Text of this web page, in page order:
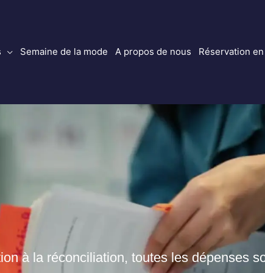
Semaine de la mode A propos de nous Réservation
à la réconciliation, toutes les dépenses